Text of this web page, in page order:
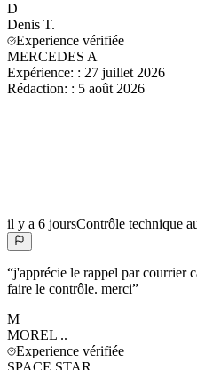
D
Denis T.
Experience vérifiée
MERCEDES A
Expérience: : 27 juillet 2026
Rédaction: : 5 août 2026
il y a 6 joursContrôle technique
“j'apprécie le rappel par courrier
faire le contrôle. merci”
M
MOREL ..
Experience vérifiée